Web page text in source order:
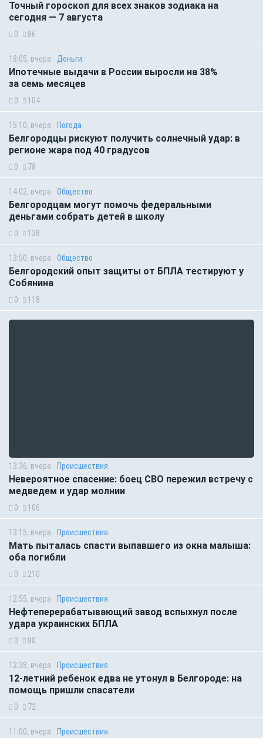
Точный гороскоп для всех знаков зодиака на
сегодня — 7 августа
0 86
18:05, вчера Деньги
Ипотечные выдачи в России выросли на 38%
за семь месяцев
0 104
15:10, вчера Погода
Белгородцы рискуют получить солнечный удар: в
регионе жара под 40 градусов
0 78
14:02, вчера Общество
Белгородцам могут помочь федеральными
деньгами собрать детей в школу
0 138
13:50, вчера Общество
Белгородский опыт защиты от БПЛА тестируют у
Собянина
0 118
13:36, вчера Происшествия
Невероятное спасение: боец СВО пережил встречу с
медведем и удар молнии
0 106
13:15, вчера Происшествия
Мать пыталась спасти выпавшего из окна малыша:
оба погибли
0 210
12:55, вчера Происшествия
Нефтеперерабатывающий завод вспыхнул после
удара украинских БПЛА
0 80
12:38, вчера Происшествия
12-летний ребенок едва не утонул в Белгороде: на
помощь пришли спасатели
0 72
11:00, вчера Происшествия